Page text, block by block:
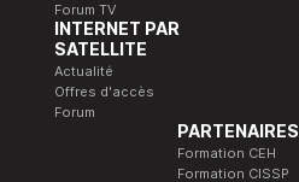
Forum TV
INTERNET PAR
SATELLITE
Actualité
Offres d'accès
Forum
PARTENAIRES
Formation CEH
Formation CISSP